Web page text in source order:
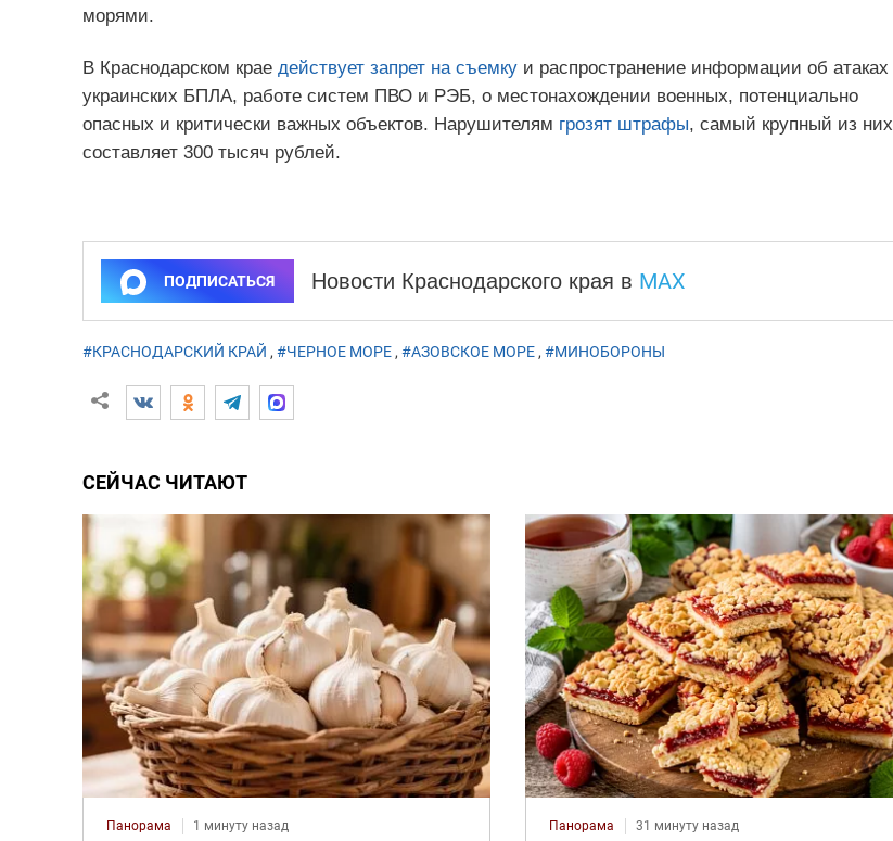
морями.
В Краснодарском крае действует запрет на съемкуи распространение информации об атаках
украинских БПЛА, работе систем ПВО и РЭБ, о местонахождении военных, потенциально
опасных и критически важных объектов. Нарушителям грозят штрафы, самый крупный из них
составляет 300 тысяч рублей.
ПОДПИСАТЬСЯ Новости Краснодарского края в MAX
#КРАСНОДАРСКИЙ КРАЙ , #ЧЕРНОЕ МОРЕ, #АЗОВСКОЕ МОРЕ, #МИНОБОРОНЫ
СЕЙЧАС ЧИТАЮТ
Панорама 1 минуту назад Панорама 31 минуту назад